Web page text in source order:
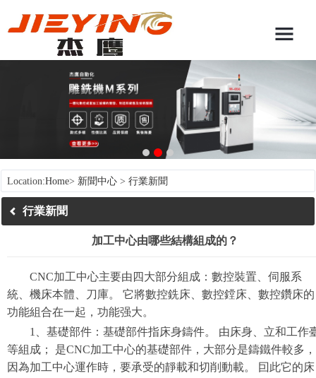
Location:Home> 新聞中心 > 行業新聞
行業新聞
加工中心由哪些結構組成的？
CNC加工中心主要由四大部分組成：數控裝置、伺服系
統、機床本體、刀庫。 它將數控銑床、數控鏜床、數控鑽床的
功能組合在一起，功能强大。
1、基礎部件：基礎部件指床身鑄件。 由床身、立和工作
等組成； 是CNC加工中心的基礎部件，大部分是鑄鐵件較多，
因為加工中心運作時，要承受的靜載和切削動載。 囙此它的床